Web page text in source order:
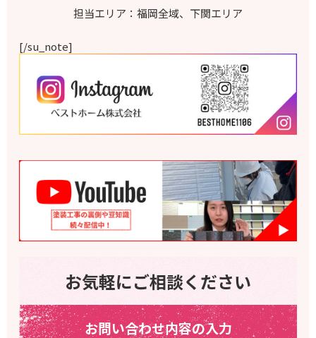
担当エリア：福岡全域、下関エリア
[/su_note]
お気軽にご相談ください
お問い合わせ内容の入力